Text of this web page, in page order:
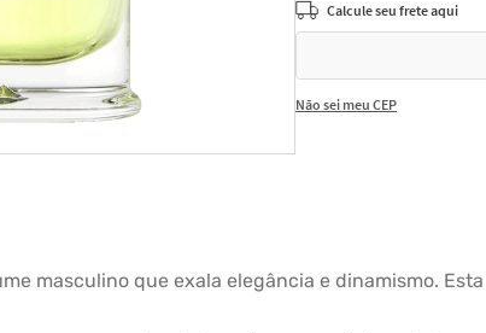
Não sei meu CEP
masculino que exala elegância e dinamismo.